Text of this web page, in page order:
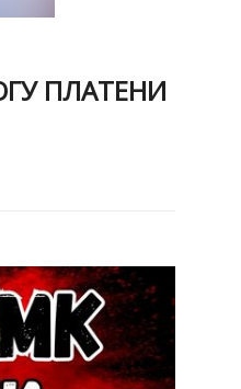
ПЛАТЕНИ